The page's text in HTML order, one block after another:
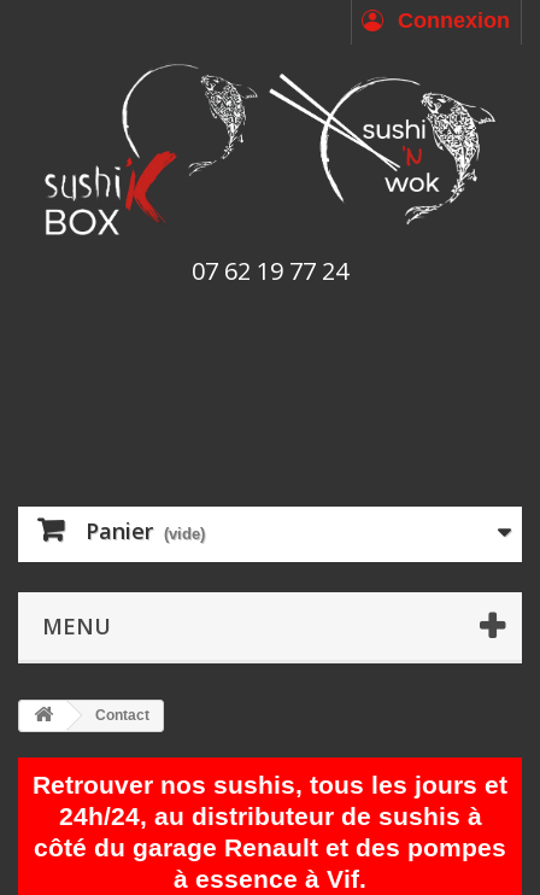
Connexion
07 62 19 77 24
Panier (vide)
MENU
Contact
Retrouver nos sushis, tous les jours et
24h/24, au distributeur de sushis à
côté du garage Renault et des pompes
à essence à Vif.